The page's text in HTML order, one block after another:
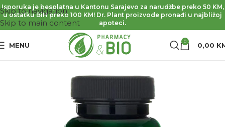
Skip to navigation
Skip to main content
Isporuka je besplatna u Kantonu Sarajevo za narudžbe preko 50 KM,
u ostatku BiH preko 100 KM! Dr. Plant proizvode pronađi u najbližoj
apoteci.
MENU 0 0,00